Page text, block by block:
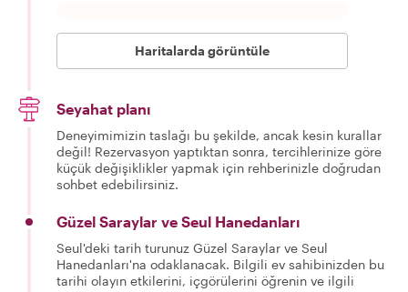
Haritalarda görüntüle
Seyahat planı
Deneyimimizin taslağı bu şekilde, ancak kesin kurallar
değil! Rezervasyon yaptıktan sonra, tercihlerinize göre
küçük değişiklikler yapmak için rehberinizle doğrudan
sohbet edebilirsiniz.
Güzel Saraylar ve Seul Hanedanları
Seul'deki tarih turunuz Güzel Saraylar ve Seul
Hanedanları'na odaklanacak. Bilgili ev sahibinizden bu
tarihi olayın etkilerini, içgörülerini öğrenin ve ilgili